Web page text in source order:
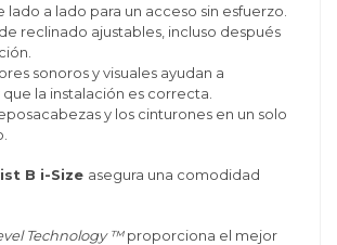
lado a lado para un acceso sin esfuerzo.
reclinado ajustables, incluso después
sonoros y visuales ayudan a
la instalación es correcta.
y los cinturones en un solo
B i-Size asegura una comodidad
Technology ™proporciona el mejor